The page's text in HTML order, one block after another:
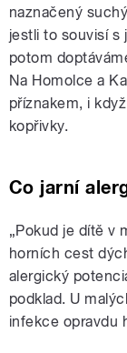
naznačený
jestli to souvisí s
potom
Na Homolce a
příznakem, i
kopřivky.
Co jarní
„Pokud je dítě v
horních cest
alergický
podklad. U
infekce opravdu